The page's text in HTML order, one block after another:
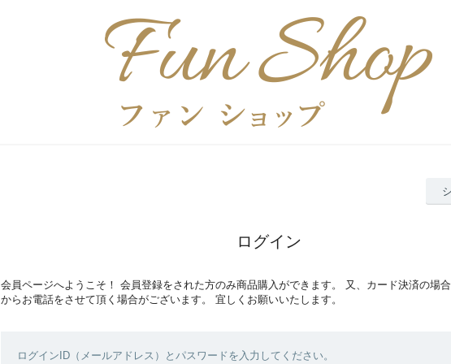
ログイン
会員ページへようこそ！ 会員登録をされた方のみ商品購入ができます。 又、カード決済の場
からお電話をさせて頂く場合がございます。 宜しくお願いいたします。
ログインID（メールアドレス）とパスワードを入力してください。